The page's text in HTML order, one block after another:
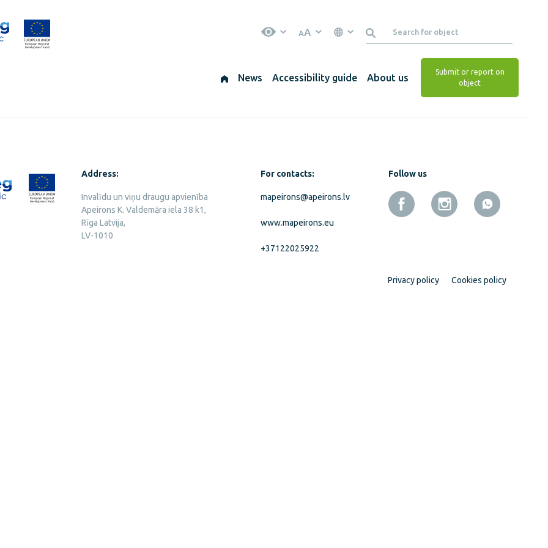
AA
News Accessibility guide About us
Submit or report on
object
Address:
Invalīdu un viņu draugu apvienība
Apeirons K. Valdemāra iela 38 k1,
Rīga Latvija,
LV-1010
For contacts:
mapeirons@apeirons.lv
www.mapeirons.eu
+37122025922
Follow us
Privacy policy Cookies policy